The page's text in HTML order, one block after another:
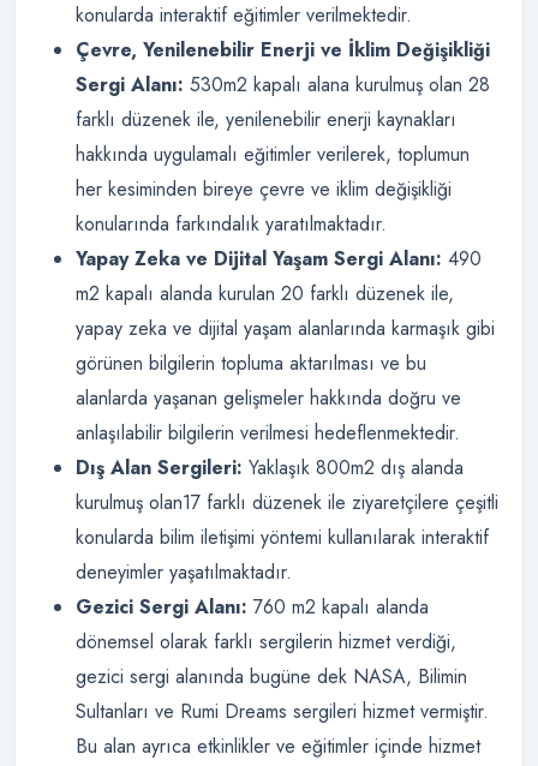
konularda interaktif eğitimler verilmektedir.
Çevre, Yenilenebilir Enerji ve İklim Değişikliği
Sergi Alanı: 530m2 kapalı alana kurulmuş olan 28
farklı düzenek ile, yenilenebilir enerji kaynakları
hakkında uygulamalı eğitimler verilerek, toplumun
her kesiminden bireye çevre ve iklim değişikliği
konularında farkındalık yaratılmaktadır.
Yapay Zeka ve Dijital Yaşam Sergi Alanı: 490
m2 kapalı alanda kurulan 20 farklı düzenek ile,
yapay zeka ve dijital yaşam alanlarında karmaşık gibi
görünen bilgilerin topluma aktarılması ve bu
alanlarda yaşanan gelişmeler hakkında doğru ve
anlaşılabilir bilgilerin verilmesi hedeflenmektedir.
Dış Alan Sergileri: Yaklaşık 800m2 dış alanda
kurulmuş olan17 farklı düzenek ile ziyaretçilere çeşitli
konularda bilim iletişimi yöntemi kullanılarak interaktif
deneyimler yaşatılmaktadır.
Gezici Sergi Alanı: 760 m2 kapalı alanda
dönemsel olarak farklı sergilerin hizmet verdiği,
gezici sergi alanında bugüne dek NASA, Bilimin
Sultanları ve Rumi Dreams sergileri hizmet vermiştir.
Bu alan ayrıca etkinlikler ve eğitimler içinde hizmet